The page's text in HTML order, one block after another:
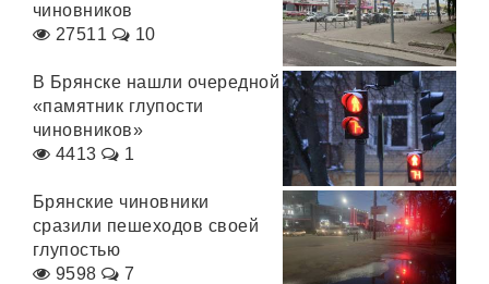
чиновников
27511
10
В Брянске нашли очередной
«памятник глупости
чиновников»
4413
1
Брянские чиновники
сразили пешеходов своей
глупостью
9598
7